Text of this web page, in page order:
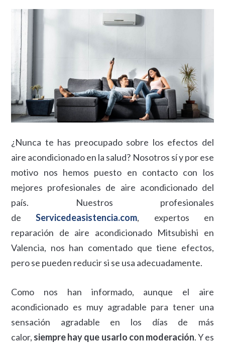
¿Nunca te has preocupado sobre los efectos del
aire acondicionado en la salud? Nosotros sí y por ese
motivo nos hemos puesto en contacto con los
mejores profesionales de aire acondicionado del
país. Nuestros profesionales
deServicedeasistencia.com, expertos en
reparación de aire acondicionado Mitsubishi en
Valencia, nos han comentado que tiene efectos,
pero se pueden reducir si se usa adecuadamente.
Como nos han informado, aunque el aire
acondicionado es muy agradable para tener una
sensación agradable en los días de más
calor, siempre hay que usarlo con moderación. Y es